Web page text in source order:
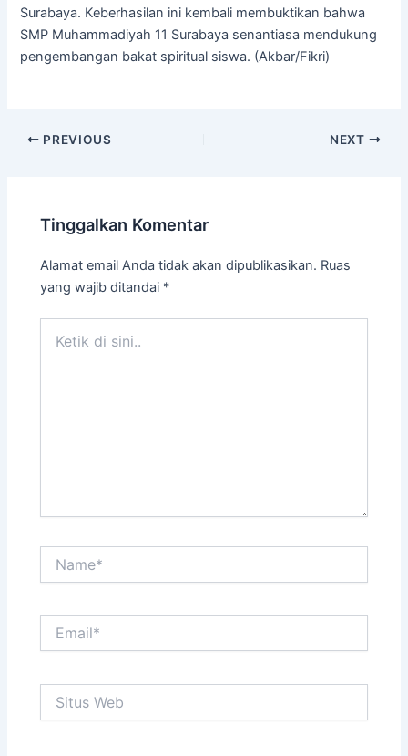
Surabaya. Keberhasilan ini kembali membuktikan bahwa
SMP Muhammadiyah 11 Surabaya senantiasa mendukung
pengembangan bakat spiritual siswa. (Akbar/Fikri)
PREVIOUS NEXT
Tinggalkan Komentar
Alamat email Anda tidak akan dipublikasikan. Ruas
yang wajib ditandai *
Web